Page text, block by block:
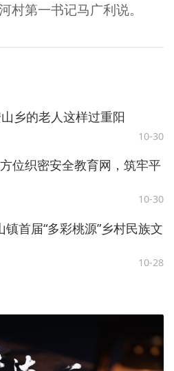
村第一书记马广利说。
乡的老人这样过重阳
10-30
位织密安全教育网，筑牢平
10-30
首届“多彩桃源”乡村民族文
10-28